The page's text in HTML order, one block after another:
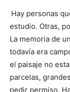
Hay personas
estudio. Otras,
La memoria de
todavía era
el paisaje no
parcelas,
pedir permiso.